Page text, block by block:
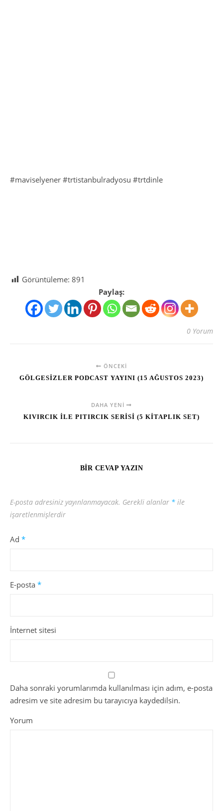
#maviselyener #trtistanbulradyosu #trtdinle
Görüntüleme: 891
Paylaş:
0 Yorum
ÖNCEKI
GÖLGESİZLER PODCAST YAYINI (15 AĞUSTOS 2023)
DAHA YENI
KIVIRCIK İLE PITIRCIK SERİSİ (5 KİTAPLIK SET)
BIR CEVAP YAZIN
E-posta adresiniz yayınlanmayacak. Gerekli alanlar * ile
işaretlenmişlerdir
Ad *
E-posta *
İnternet sitesi
Daha sonraki yorumlarımda kullanılması için adım, e-posta
adresim ve site adresim bu tarayıcıya kaydedilsin.
Yorum